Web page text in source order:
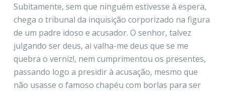
Subitamente, sem que ninguém estivesse à espera,
chega o tribunal da inquisição corporizado na figura
de um padre idoso e acusador. O senhor, talvez
julgando ser deus, ai valha-me deus que se me
quebra o verniz!, nem cumprimentou os presentes,
passando logo a presidir à acusação, mesmo que
não usasse o famoso chapéu com borlas para ser